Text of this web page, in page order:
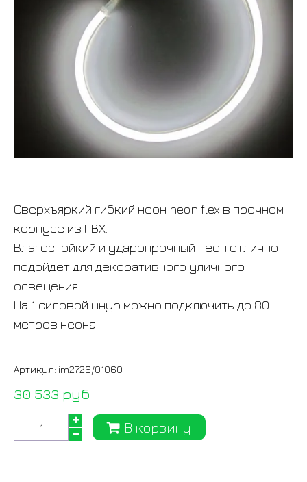
Сверхъяркий гибкий неон neon flex в прочном
корпусе из ПВХ.
Влагостойкий и ударопрочный неон отлично
подойдет для декоративного уличного
освещения.
На 1 силовой шнур можно подключить до 80
метров неона.
Артикул: im2726/01060
30 533 руб
В корзину